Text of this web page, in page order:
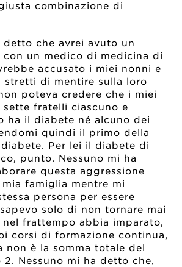
combinazione di
detto che avrei avuto un
con un medico di medicina di
accusato i miei nonni e
stretti di mentire sulla loro
poteva credere che i miei
fratelli ciascuno e
ha il diabete né alcuno dei
quindi il primo della
Per lei il diabete di
punto. Nessuno mi ha
questa aggressione
famiglia mentre mi
persona per essere
solo di non tornare mai
nel frattempo abbia imparato,
corsi di formazione continua,
non è la somma totale del
Nessuno mi ha detto che,